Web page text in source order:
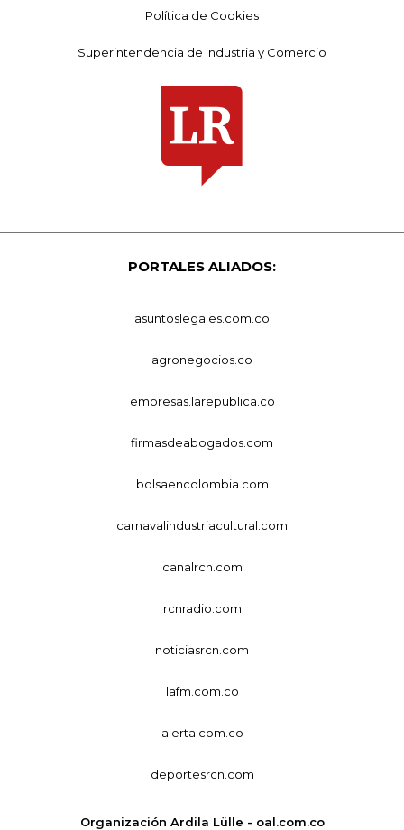
Política de Cookies
Superintendencia de Industria y Comercio
PORTALES ALIADOS:
asuntoslegales.com.co
agronegocios.co
empresas.larepublica.co
firmasdeabogados.com
bolsaencolombia.com
carnavalindustriacultural.com
canalrcn.com
rcnradio.com
noticiasrcn.com
lafm.com.co
alerta.com.co
deportesrcn.com
Organización Ardila Lülle - oal.com.co